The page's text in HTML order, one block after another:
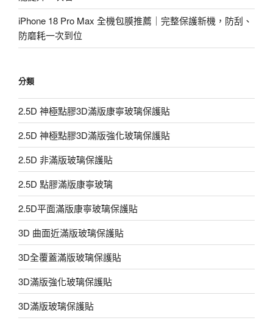
iPhone 18 Pro Max 全機包膜推薦｜完整保護新機，防刮、
防磨耗一次到位
分類
2.5D 神極點膠3D滿版康寧玻璃保護貼
2.5D 神極點膠3D滿版強化玻璃保護貼
2.5D 非滿版玻璃保護貼
2.5D 點膠滿版康寧玻璃
2.5D平面滿版康寧玻璃保護貼
3D 曲面近滿版玻璃保護貼
3D全覆蓋滿版玻璃保護貼
3D滿版強化玻璃保護貼
3D滿版玻璃保護貼